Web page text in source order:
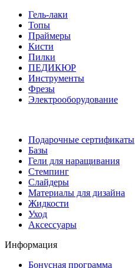
Гель-лаки
Топы
Праймеры
Кисти
Пилки
ПЕДИКЮР
Инструменты
Фрезы
Электрооборудование
Подарочные сертификаты
Базы
Гели для наращивания
Стемпинг
Слайдеры
Материалы для дизайна
Жидкости
Уход
Аксессуары
Информация
Бонусная программа